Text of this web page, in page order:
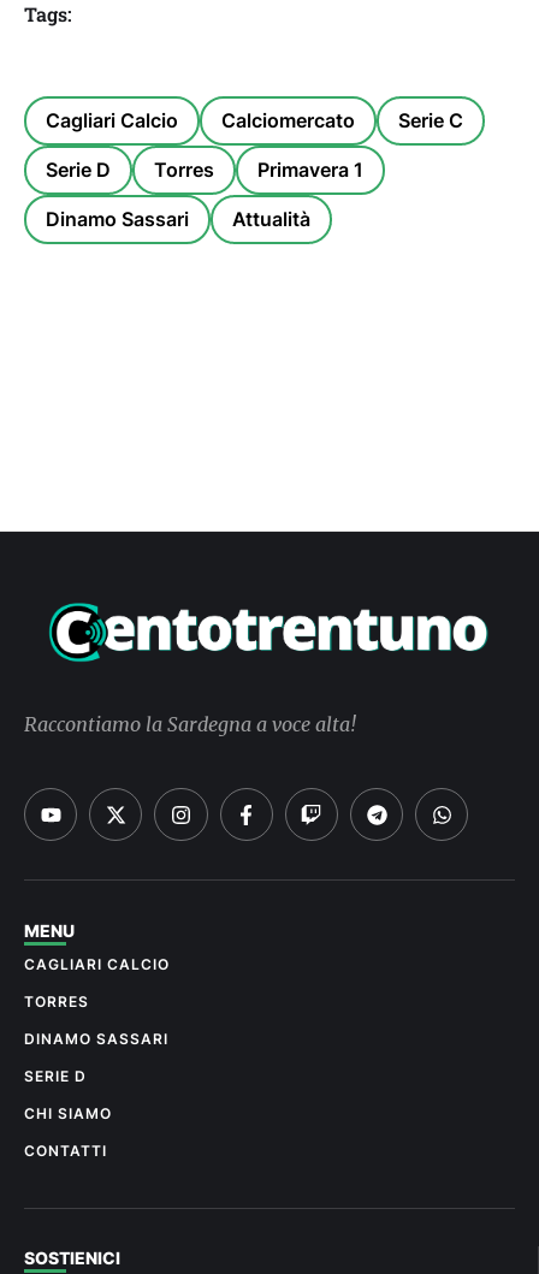
Tags:
Cagliari Calcio Calciomercato Serie C
Serie D Torres Primavera 1
Dinamo Sassari Attualità
Raccontiamo la Sardegna a voce alta!
MENU
CAGLIARI CALCIO
TORRES
DINAMO SASSARI
SERIE D
CHI SIAMO
CONTATTI
SOSTIENICI